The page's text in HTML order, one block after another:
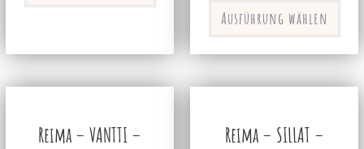
Ausführung wählen
Reima – VANTTI –
Reima – SILLAT –